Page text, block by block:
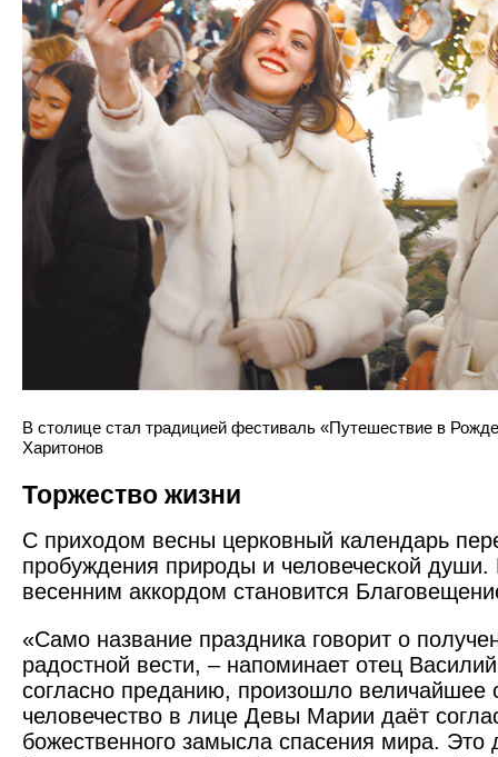
В столице стал традицией фестиваль «Путешествие в
Харитонов
Торжество жизни
С приходом весны церковный календарь
пробуждения природы и человеческой
весенним аккордом становится
«Само название праздника говорит о
радостной вести, – напоминает отец
согласно преданию, произошло величайшее
человечество в лице Девы Марии даёт
божественного замысла спасения мира. Это